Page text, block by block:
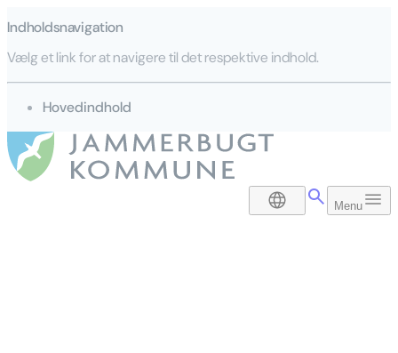
Indholdsnavigation
Vælg et link for at navigere til det respektive indhold.
gå til
Hovedindhold
DA Menu